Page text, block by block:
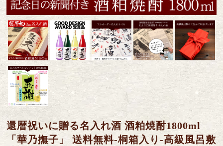
還暦祝いに贈る名入れ酒 酒粕焼酎1800ml
「華乃撫子」 送料無料-桐箱入り-高級風呂敷